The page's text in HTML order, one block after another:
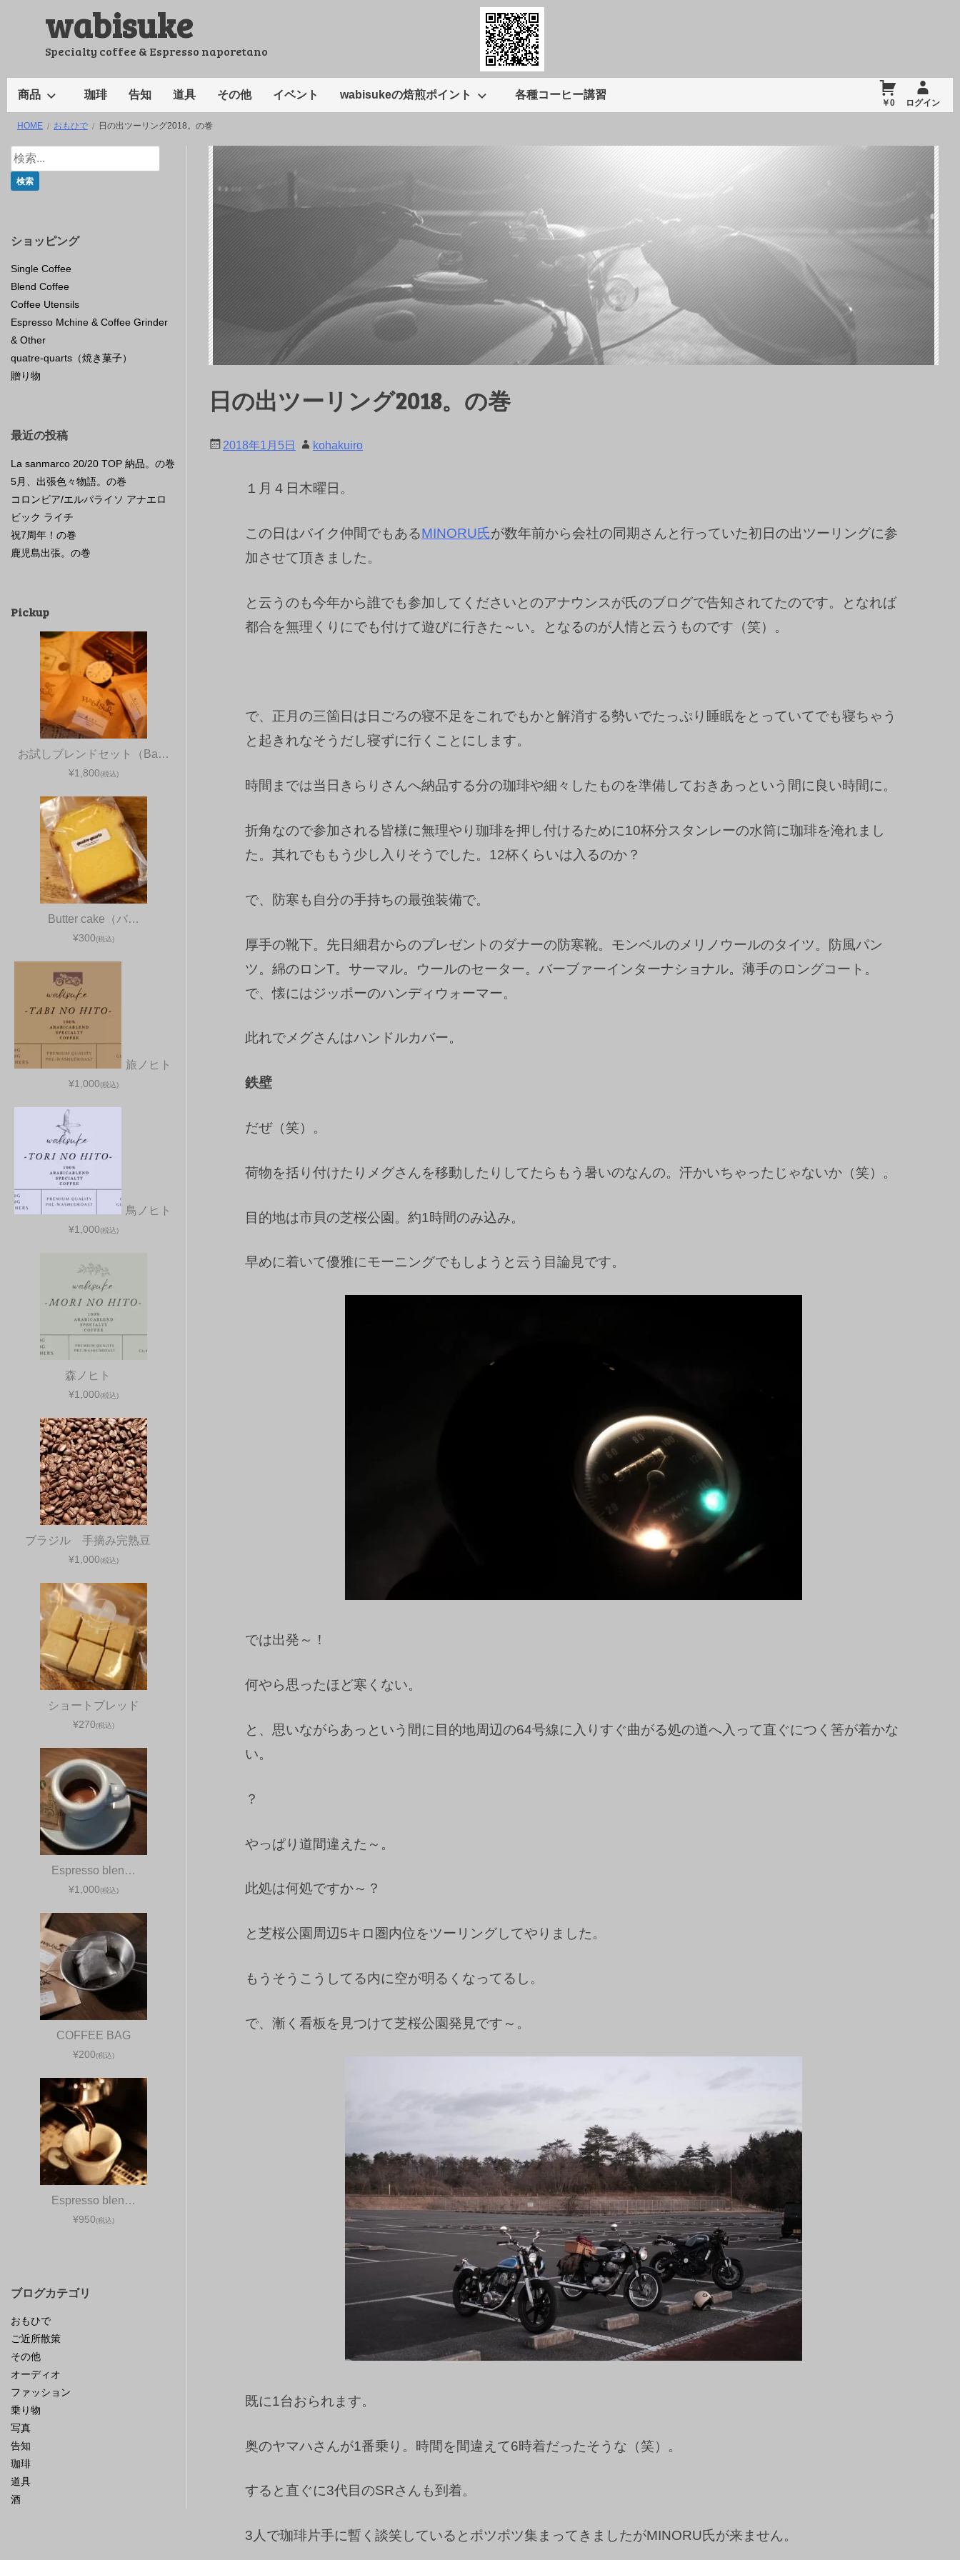
wabisuke
Specialty coffee & Espresso naporetano
商品 珈琲 告知 道具 その他 イベント wabisukeの焙煎ポイント 各種コーヒー講習
￥0 ログイン
HOME おもひで 日の出ツーリング2018。の巻
日の出ツーリング2018。の巻
2018年1月5日 kohakuiro
１月４日木曜日。
この日はバイク仲間でもあるMINORU氏が数年前から会社の同期さんと行っていた初日の出ツーリングに参
加させて頂きました。
と云うのも今年から誰でも参加してくださいとのアナウンスが氏のブログで告知されてたのです。となれば
都合を無理くりにでも付けて遊びに行きた～い。となるのが人情と云うものです（笑）。
で、正月の三箇日は日ごろの寝不足をこれでもかと解消する勢いでたっぷり睡眠をとっていてでも寝ちゃう
と起きれなそうだし寝ずに行くことにします。
時間までは当日きらりさんへ納品する分の珈琲や細々したものを準備しておきあっという間に良い時間に。
折角なので参加される皆様に無理やり珈琲を押し付けるために10杯分スタンレーの水筒に珈琲を淹れまし
た。其れでももう少し入りそうでした。12杯くらいは入るのか？
で、防寒も自分の手持ちの最強装備で。
厚手の靴下。先日細君からのプレゼントのダナーの防寒靴。モンベルのメリノウールのタイツ。防風パン
ツ。綿のロンT。サーマル。ウールのセーター。バーブァーインターナショナル。薄手のロングコート。
で、懐にはジッポーのハンディウォーマー。
此れでメグさんはハンドルカバー。
鉄壁
だぜ（笑）。
荷物を括り付けたりメグさんを移動したりしてたらもう暑いのなんの。汗かいちゃったじゃないか（笑）。
目的地は市貝の芝桜公園。約1時間のみ込み。
早めに着いて優雅にモーニングでもしようと云う目論見です。
では出発～！
何やら思ったほど寒くない。
と、思いながらあっという間に目的地周辺の64号線に入りすぐ曲がる処の道へ入って直ぐにつく筈が着かな
い。
？
やっぱり道間違えた～。
此処は何処ですか～？
と芝桜公園周辺5キロ圏内位をツーリングしてやりました。
もうそうこうしてる内に空が明るくなってるし。
で、漸く看板を見つけて芝桜公園発見です～。
既に1台おられます。
奥のヤマハさんが1番乗り。時間を間違えて6時着だったそうな（笑）。
すると直ぐに3代目のSRさんも到着。
3人で珈琲片手に暫く談笑しているとポツポツ集まってきましたがMINORU氏が来ません。
ショッピング
Single Coffee
Blend Coffee
Coffee Utensils
Espresso Mchine & Coffee Grinder
& Other
quatre-quarts（焼き菓子）
贈り物
最近の投稿
La sanmarco 20/20 TOP 納品。の巻
5月、出張色々物語。の巻
コロンビア/エルパライソ アナエロ
ビック ライチ
祝7周年！の巻
鹿児島出張。の巻
Pickup
お試しブレンドセット（Ba…
¥1,800(税込)
Butter cake（バ…
¥300(税込)
旅ノヒト
¥1,000(税込)
鳥ノヒト
¥1,000(税込)
森ノヒト
¥1,000(税込)
ブラジル 手摘み完熟豆
¥1,000(税込)
ショートブレッド
¥270(税込)
Espresso blen…
¥1,000(税込)
COFFEE BAG
¥200(税込)
Espresso blen…
¥950(税込)
ブログカテゴリ
おもひで
ご近所散策
その他
オーディオ
ファッション
乗り物
写真
告知
珈琲
道具
酒